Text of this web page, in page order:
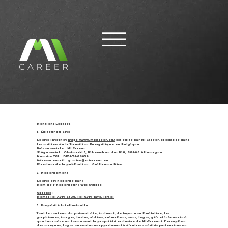
Mentions Légales
1. Éditeur du Site
Le site internet https://www.micareer.eu/est édité par MI Career, spécialisé dans
les métiers de la Transition Énergétique en Belgique.
Raison sociale : MI Career
Siège social : Obstmarkt 5, Biberach an der Riß, 88400 Allemagne
Numéro TVA : DE347466059
Adresse e-mail : g.mico@micareer.eu
Directeur de la publication : Guillaume Mico
2. Hébergement
Le site est hébergé par :
Nom de l'hébergeur : Wix Studio
Adresse:
Nemal Tel Aviv St 36, Tel Aviv-Yafo, Israël
3. Propriété Intellectuelle
Tout le contenu du présent site, incluant, de façon non limitative, les
graphismes, images, textes, vidéos, animations, sons, logos, gifs et icônes ainsi
que leur mise en forme sont la propriété exclusive de MI-Career à l’exception
des marques, logos ou contenus appartenant à d’autres sociétés partenaires ou